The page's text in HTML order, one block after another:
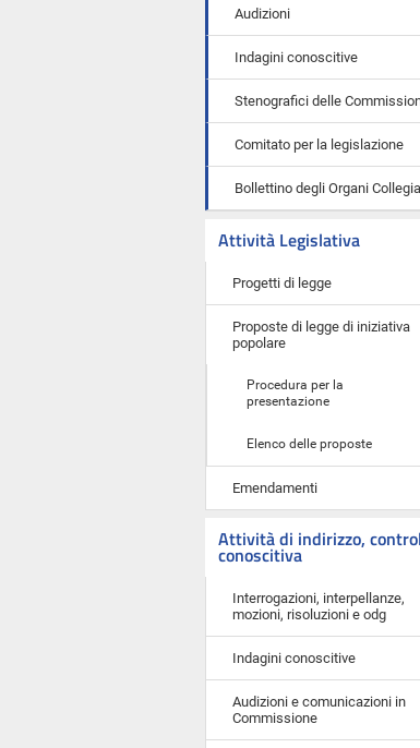
Audizioni
Indagini conoscitive
Stenografici delle
Comitato per la legislazione
Bollettino degli Organi
Attività Legislativa
Progetti di legge
Proposte di legge di iniziativa
popolare
Procedura per la
presentazione
Elenco delle proposte
Emendamenti
Attività di indirizzo,
conoscitiva
Interrogazioni, interpellanze,
mozioni, risoluzioni e odg
Indagini conoscitive
Audizioni e comunicazioni in
Commissione